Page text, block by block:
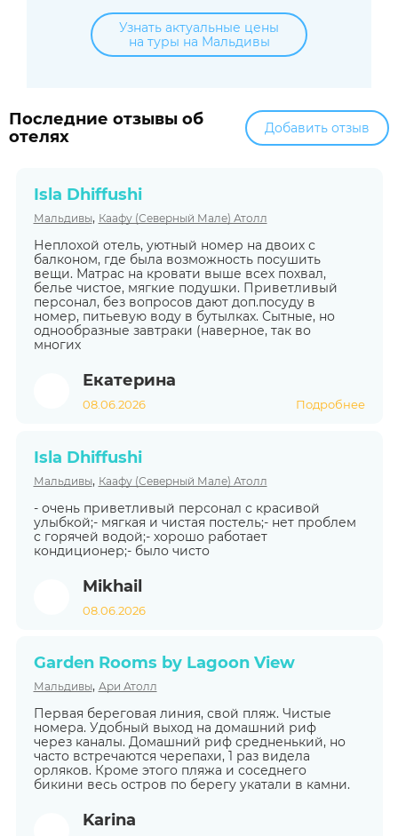
Узнать актуальные цены
на туры на Мальдивы
Последние отзывы об
отелях
Добавить отзыв
Isla Dhiffushi
Мальдивы, Каафу (Северный Мале) Атолл
Неплохой отель, уютный номер на двоих с
балконом, где была возможность посушить
вещи. Матрас на кровати выше всех похвал,
белье чистое, мягкие подушки. Приветливый
персонал, без вопросов дают доп.посуду в
номер, питьевую воду в бутылках. Сытные, но
однообразные завтраки (наверное, так во
многих
Екатерина
08.06.2026 Подробнее
Isla Dhiffushi
Мальдивы, Каафу (Северный Мале) Атолл
- очень приветливый персонал с красивой
улыбкой;- мягкая и чистая постель;- нет проблем
с горячей водой;- хорошо работает
кондиционер;- было чисто
Mikhail
08.06.2026
Garden Rooms by Lagoon View
Мальдивы, Ари Атолл
Первая береговая линия, свой пляж. Чистые
номера. Удобный выход на домашний риф
через каналы. Домашний риф средненький, но
часто встречаются черепахи, 1 раз видела
орляков. Кроме этого пляжа и соседнего
бикини весь остров по берегу укатали в камни.
Karina